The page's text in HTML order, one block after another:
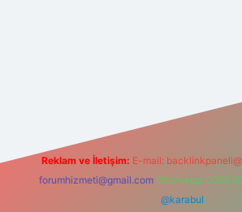
Reklam ve İletişim: E-mail:
forumhizmeti@gmail.com Whatsapp: 0262
@karabul